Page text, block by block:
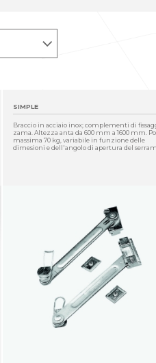
SIMPLE
Braccio in acciaio inox; complementi di
zama. Altezza anta da 600 mm a 1600 mm.
massima 70 kg, variabile in funzione delle
dimesioni e dell'angolo di apertura del